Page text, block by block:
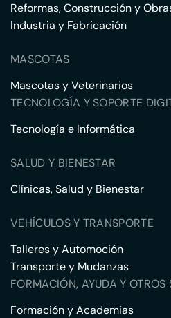
Reformas, Construcción y
Industria y Fabricación
MASCOTAS
Mascotas y Veterinarios
TECNOLOGÍA Y SOPORTE
Tecnología e Informática
SALUD Y BIENESTAR
Clínicas, Salud y Bienestar
VEHÍCULOS Y TRANSPORTE
Talleres y Automoción
Transporte y Mudanzas
FORMACIÓN, AYUDA Y OTROS
Formación y Academias